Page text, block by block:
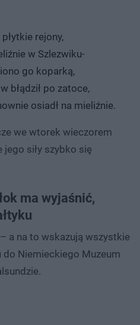
rejony,
w Szlezwiku-
go koparką,
błądził po zatoce,
osiadł na mieliźnie.
we wtorek wieczorem
jego siły szybko się
ma wyjaśnić,
a na to wskazują wszystkie
Niemieckiego Muzeum